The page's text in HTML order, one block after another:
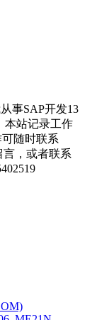
事SAP开发13
本站记录工作
随时联系
，或者联系